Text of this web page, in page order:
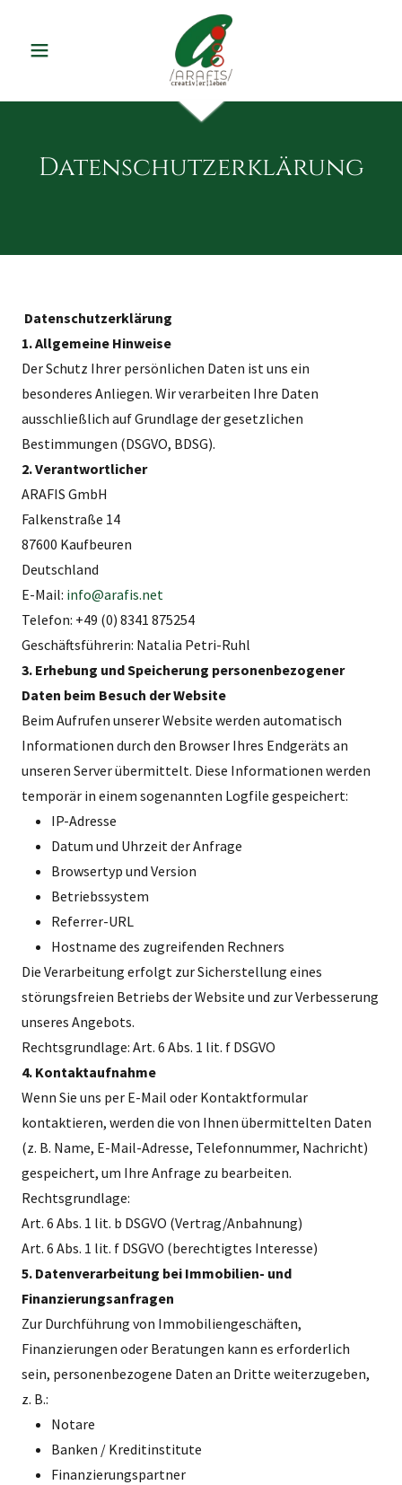
Datenschutzerklärung
Datenschutzerklärung
1. Allgemeine Hinweise
Der Schutz Ihrer persönlichen Daten ist uns ein
besonderes Anliegen. Wir verarbeiten Ihre Daten
ausschließlich auf Grundlage der gesetzlichen
Bestimmungen (DSGVO, BDSG).
2. Verantwortlicher
ARAFIS GmbH
Falkenstraße 14
87600 Kaufbeuren
Deutschland
E-Mail: info@arafis.net
Telefon: +49 (0) 8341 875254
Geschäftsführerin: Natalia Petri-Ruhl
3. Erhebung und Speicherung personenbezogener
Daten beim Besuch der Website
Beim Aufrufen unserer Website werden automatisch
Informationen durch den Browser Ihres Endgeräts an
unseren Server übermittelt. Diese Informationen werden
temporär in einem sogenannten Logfile gespeichert:
IP-Adresse
Datum und Uhrzeit der Anfrage
Browsertyp und Version
Betriebssystem
Referrer-URL
Hostname des zugreifenden Rechners
Die Verarbeitung erfolgt zur Sicherstellung eines
störungsfreien Betriebs der Website und zur Verbesserung
unseres Angebots.
Rechtsgrundlage: Art. 6 Abs. 1 lit. f DSGVO
4. Kontaktaufnahme
Wenn Sie uns per E-Mail oder Kontaktformular
kontaktieren, werden die von Ihnen übermittelten Daten
(z. B. Name, E-Mail-Adresse, Telefonnummer, Nachricht)
gespeichert, um Ihre Anfrage zu bearbeiten.
Rechtsgrundlage:
Art. 6 Abs. 1 lit. b DSGVO (Vertrag/Anbahnung)
Art. 6 Abs. 1 lit. f DSGVO (berechtigtes Interesse)
5. Datenverarbeitung bei Immobilien- und
Finanzierungsanfragen
Zur Durchführung von Immobiliengeschäften,
Finanzierungen oder Beratungen kann es erforderlich
sein, personenbezogene Daten an Dritte weiterzugeben,
z. B.:
Notare
Banken / Kreditinstitute
Finanzierungspartner